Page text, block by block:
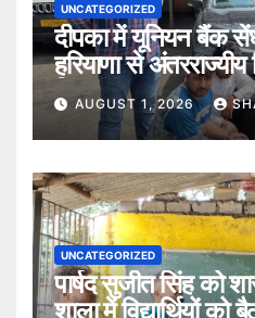
UNCATEGORIZED
दीपका में यूनियन बैंक
हरियाणा से अंतरराज्यीय
गिरफ्तार।
AUGUST 1, 2026
UNCATEGORIZED
पार्षद सुजीत सिंह को
शाला में विद्यार्थियों को